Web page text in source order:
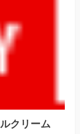
クリーム